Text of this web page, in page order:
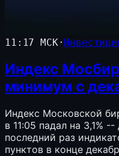
11:17 МСК·
Индекс
минимум с
Индекс Московской
в 11:05 падал на 3,1%
последний раз
пунктов в конце